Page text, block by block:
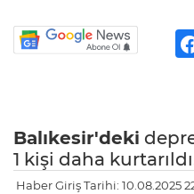
Balıkesir'deki
1 kişi daha
Haber Giriş Tarihi: 10.08.2025